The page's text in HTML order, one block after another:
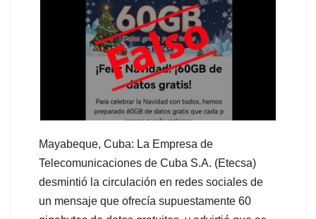
Mayabeque, Cuba: La Empresa de
Telecomunicaciones de Cuba S.A. (Etecsa)
desmintió la circulación en redes sociales de
un mensaje que ofrecía supuestamente 60